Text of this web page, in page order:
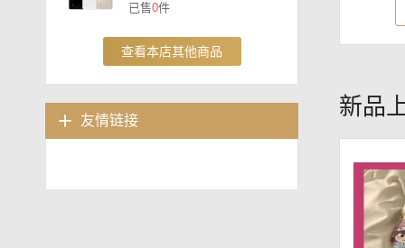
已售0件
查看本店其他商品
友情链接
新品